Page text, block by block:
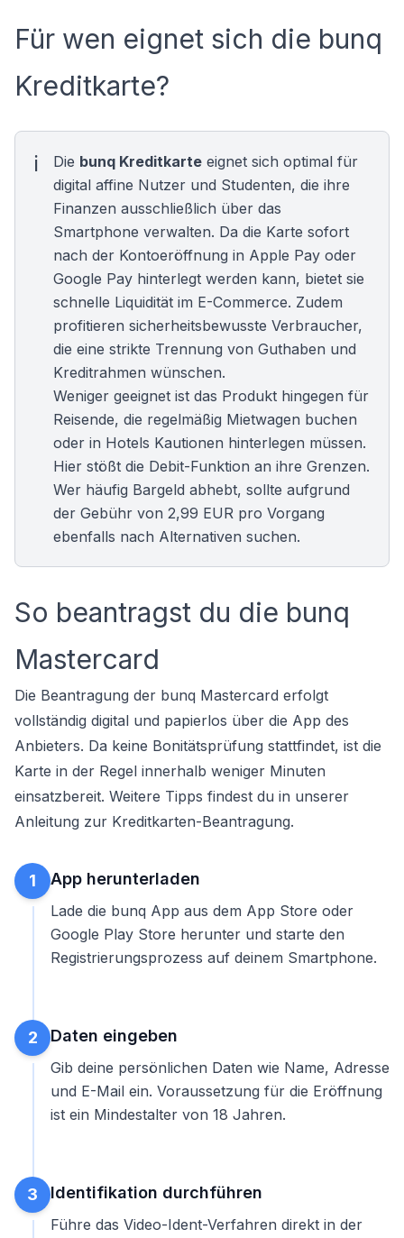
Für wen eignet sich die bunq
Kreditkarte?
Die bunq Kreditkarte eignet sich optimal für
digital affine Nutzer und Studenten, die ihre
Finanzen ausschließlich über das
Smartphone verwalten. Da die Karte sofort
nach der Kontoeröffnung in Apple Pay oder
Google Pay hinterlegt werden kann, bietet sie
schnelle Liquidität im E-Commerce. Zudem
profitieren sicherheitsbewusste Verbraucher,
die eine strikte Trennung von Guthaben und
Kreditrahmen wünschen.
Weniger geeignet ist das Produkt hingegen für
Reisende, die regelmäßig Mietwagen buchen
oder in Hotels Kautionen hinterlegen müssen.
Hier stößt die Debit-Funktion an ihre Grenzen.
Wer häufig Bargeld abhebt, sollte aufgrund
der Gebühr von 2,99 EUR pro Vorgang
ebenfalls nach Alternativen suchen.
So beantragst du die bunq
Mastercard
Die Beantragung der bunq Mastercard erfolgt
vollständig digital und papierlos über die App des
Anbieters. Da keine Bonitätsprüfung stattfindet, ist die
Karte in der Regel innerhalb weniger Minuten
einsatzbereit. Weitere Tipps findest du in unserer
Anleitung zur Kreditkarten-Beantragung.
1 App herunterladen
Lade die bunq App aus dem App Store oder
Google Play Store herunter und starte den
Registrierungsprozess auf deinem Smartphone.
2 Daten eingeben
Gib deine persönlichen Daten wie Name, Adresse
und E-Mail ein. Voraussetzung für die Eröffnung
ist ein Mindestalter von 18 Jahren.
3 Identifikation durchführen
Führe das Video-Ident-Verfahren direkt in der